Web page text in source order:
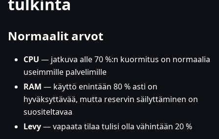
Normaalit arvot
CPU — jatkuva alle 70 %:n kuormitus on normaalia
useimmille palvelimille
RAM — käyttö enintään 80 % asti on
hyväksyttävää, mutta reservin säilyttäminen on
suositeltavaa
Levy— vapaata tilaa tulisi olla vähintään 20 %